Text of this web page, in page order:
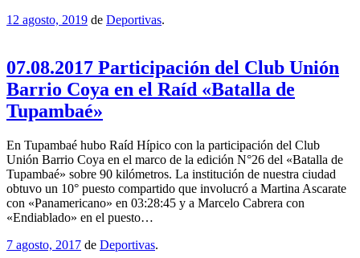
12 agosto, 2019 de Deportivas.
07.08.2017 Participación del Club Unión
Barrio Coya en el Raíd «Batalla de
Tupambaé»
En Tupambaé hubo Raíd Hípico con la participación del Club
Unión Barrio Coya en el marco de la edición N°26 del «Batalla de
Tupambaé» sobre 90 kilómetros. La institución de nuestra ciudad
obtuvo un 10° puesto compartido que involucró a Martina Ascarate
con «Panamericano» en 03:28:45 y a Marcelo Cabrera con
«Endiablado» en el puesto…
7 agosto, 2017 de Deportivas.